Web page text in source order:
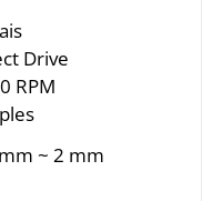
Drive
RPM
~ 2 mm